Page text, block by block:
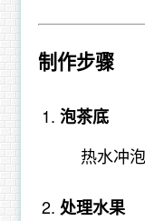
制作步骤
泡茶底
热水冲
处理水果